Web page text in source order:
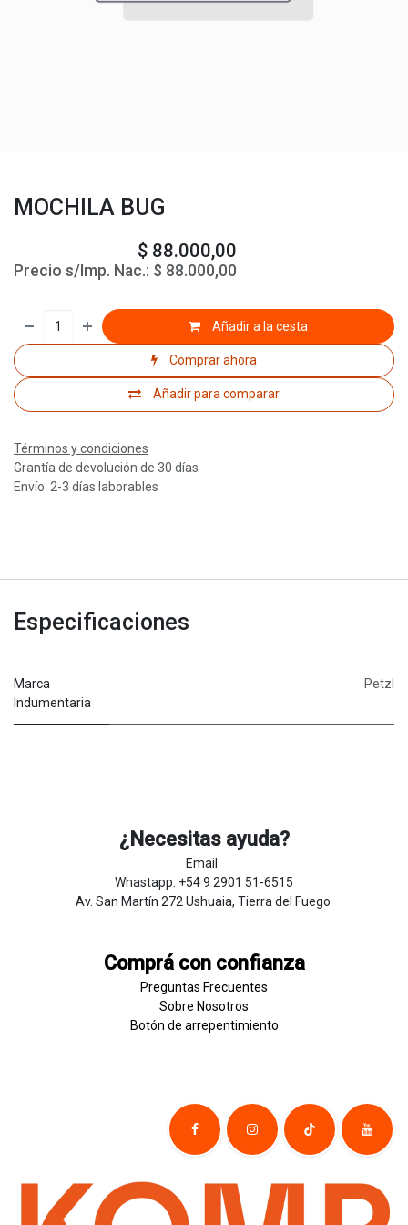
MOCHILA BUG
$ 88.000,00
Precio s/Imp. Nac.: $ 88.000,00
Añadir a la cesta
Comprar ahora
Añadir para comparar
Términos y condiciones
Grantía de devolución de 30 días
Envío: 2-3 días laborables
Especificaciones
Marca
Indumentaria
Petzl
¿Necesitas ayuda?
Email:
Whastapp: +54 9 2901 51-6515
Av. San Martín 272 Ushuaia, Tierra del Fuego
Comprá con confianza
Preguntas Frecuentes
Sobre Nosotros
Botón de ​arrepentim​​​iento